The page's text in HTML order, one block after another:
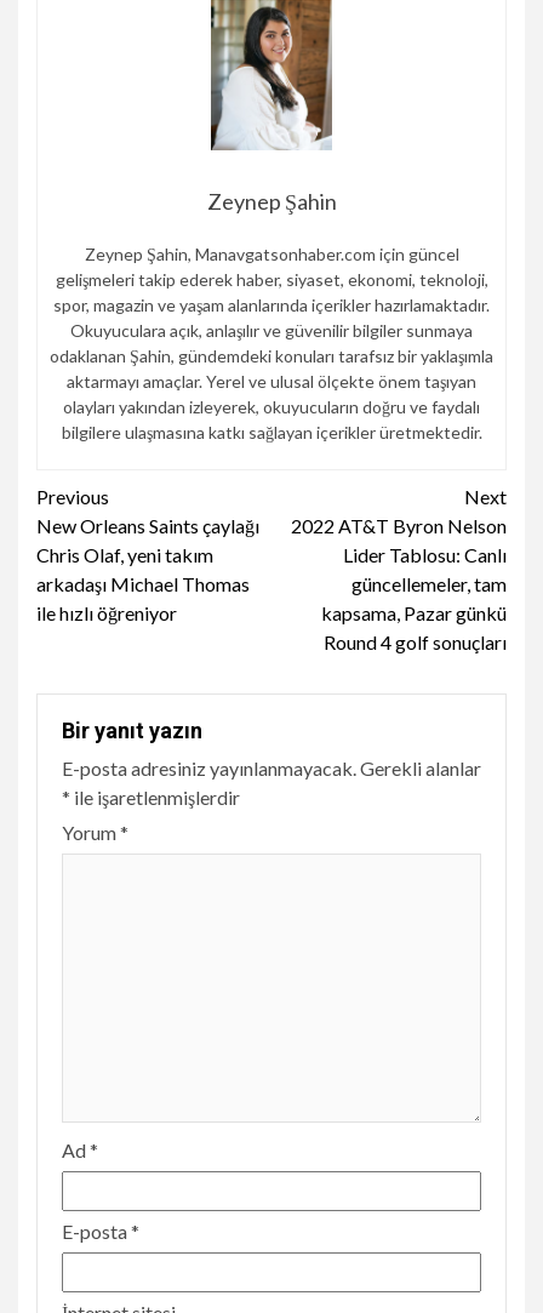
Zeynep Şahin
Zeynep Şahin, Manavgatsonhaber.com için güncel
gelişmeleri takip ederek haber, siyaset, ekonomi, teknoloji,
spor, magazin ve yaşam alanlarında içerikler hazırlamaktadır.
Okuyuculara açık, anlaşılır ve güvenilir bilgiler sunmaya
odaklanan Şahin, gündemdeki konuları tarafsız bir yaklaşımla
aktarmayı amaçlar. Yerel ve ulusal ölçekte önem taşıyan
olayları yakından izleyerek, okuyucuların doğru ve faydalı
bilgilere ulaşmasına katkı sağlayan içerikler üretmektedir.
Continue
Reading
Previous
New Orleans Saints çaylağı
Chris Olaf, yeni takım
arkadaşı Michael Thomas
ile hızlı öğreniyor
Next
2022 AT&T Byron Nelson
Lider Tablosu: Canlı
güncellemeler, tam
kapsama, Pazar günkü
Round 4 golf sonuçları
Bir yanıt yazın
E-posta adresiniz yayınlanmayacak. Gerekli alanlar
* ile işaretlenmişlerdir
Yorum*
Ad*
E-posta*